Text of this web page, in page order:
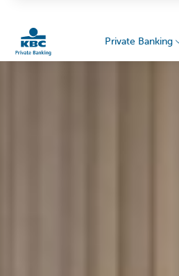
Private Banking